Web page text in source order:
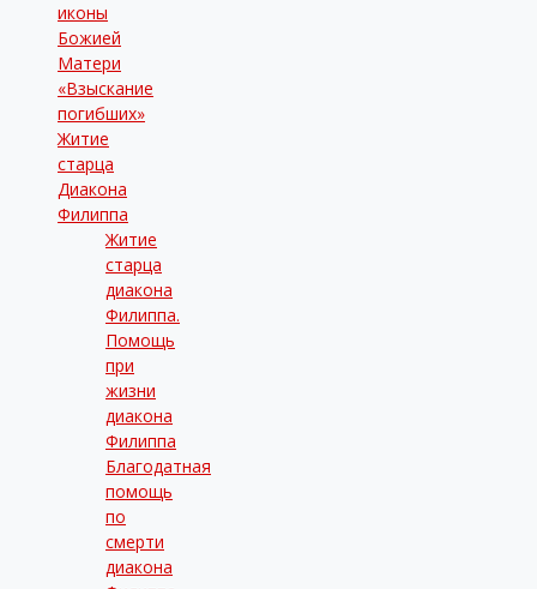
иконы
Божией
Матери
«Взыскание
погибших»
Житие
старца
Диакона
Филиппа
Житие
старца
диакона
Филиппа.
Помощь
при
жизни
диакона
Филиппа
Благодатная
помощь
по
смерти
диакона